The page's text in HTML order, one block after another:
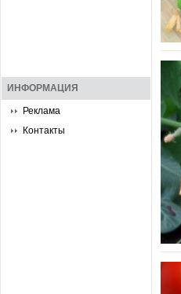
ИНФОРМАЦИЯ
Реклама
Контакты